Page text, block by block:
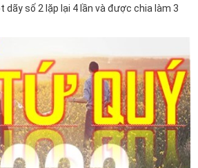
số 2 lặp lại 4 lần và được chia làm 3